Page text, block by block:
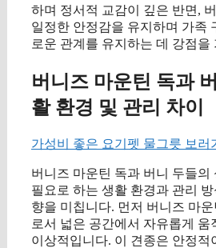
하며 정서적 교감이 깊은 반면,
일정한 안정감을 유지하며 가족
로운 관계를 유지하는 데 강점을
버니즈 마운틴 독과
활 환경 및 관리 차이
가성비 좋은 요기펫 물그릇 보러
버니즈 마운틴 독과 버니 두들의
필요로 하는 생활 환경과 관리
향을 미칩니다. 먼저 버니즈 마
로서 넓은 공간에서 자유롭게 움
이상적입니다. 이 견종은 안정적